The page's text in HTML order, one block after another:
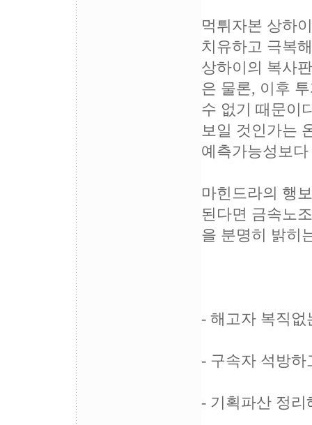
먹튀자본 상하
치유하고 극복
상하이의 복사
은 물론, 이후
수 없기 때문이
보일 것인가는
예측가능성보
마힌드라의 행
된다면 금속노
을 분명히 밝히
- 해고자 복직
- 구속자 석방
- 기획파산 정